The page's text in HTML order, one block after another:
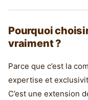
Pourquoi
vraiment ?
Parce que c’est la
expertise et
C’est une extension